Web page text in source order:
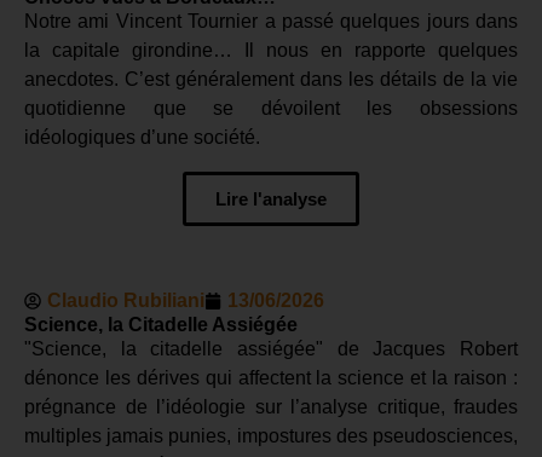
Notre ami Vincent Tournier a passé quelques jours dans
la capitale girondine… Il nous en rapporte quelques
anecdotes. C’est généralement dans les détails de la vie
quotidienne que se dévoilent les obsessions
idéologiques d’une société.
Lire l'analyse
Claudio Rubiliani
13/06/2026
Science, la Citadelle Assiégée
"Science, la citadelle assiégée" de Jacques Robert
dénonce les dérives qui affectent la science et la raison :
prégnance de l’idéologie sur l’analyse critique, fraudes
multiples jamais punies, impostures des pseudosciences,